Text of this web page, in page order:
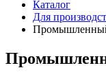
Каталог
Для